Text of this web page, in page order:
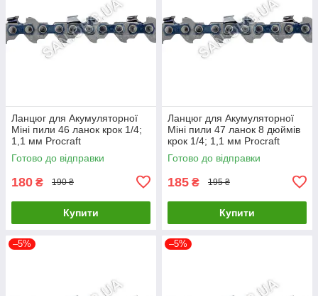
Ланцюг для Акумуляторної
Міні пили 46 ланок крок 1/4;
1,1 мм Procraft
Готово до відправки
180 ₴ 190 ₴
Купити
Ланцюг для Акумуляторної
Міні пили 47 ланок 8 дюймів
крок 1/4; 1,1 мм Procraft
Готово до відправки
185 ₴ 195 ₴
Купити
–5% –5%